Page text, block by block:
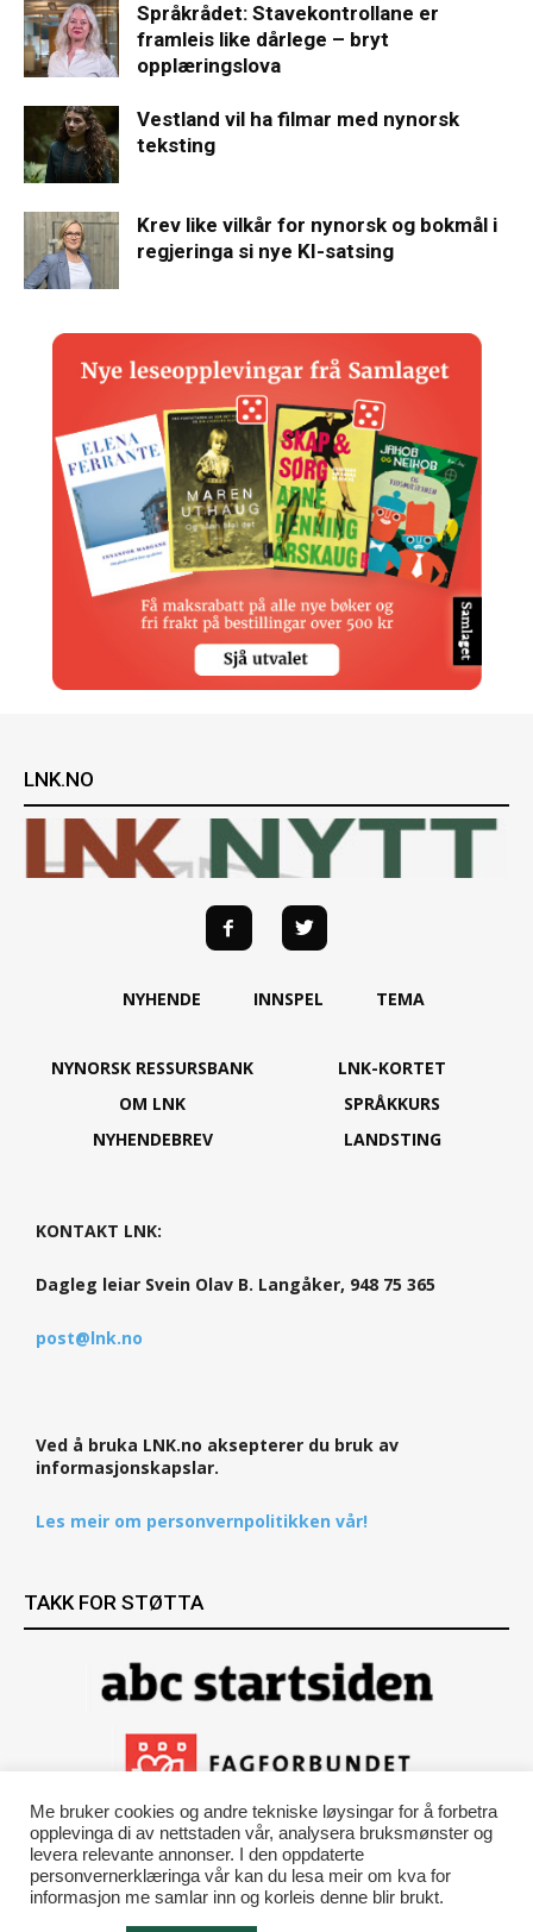
Språkrådet: Stavekontrollane er
framleis like dårlege – bryt
opplæringslova
Vestland vil ha filmar med nynorsk
teksting
Krev like vilkår for nynorsk og bokmål i
regjeringa si nye KI-satsing
LNK.NO
NYHENDE INNSPEL TEMA
NYNORSK RESSURSBANK
OM LNK
NYHENDEBREV
LNK-KORTET
SPRÅKKURS
LANDSTING
KONTAKT LNK:
Dagleg leiar Svein Olav B. Langåker, 948 75 365
post@lnk.no
Ved å bruka LNK.no aksepterer du bruk av
informasjonskapslar.
Les meir om personvernpolitikken vår!
TAKK FOR STØTTA
Me bruker cookies og andre tekniske løysingar for å forbetra
opplevinga di av nettstaden vår, analysera bruksmønster og
levera relevante annonser. I den oppdaterte
personvernerklæringa vår kan du lesa meir om kva for
informasjon me samlar inn og korleis denne blir brukt.